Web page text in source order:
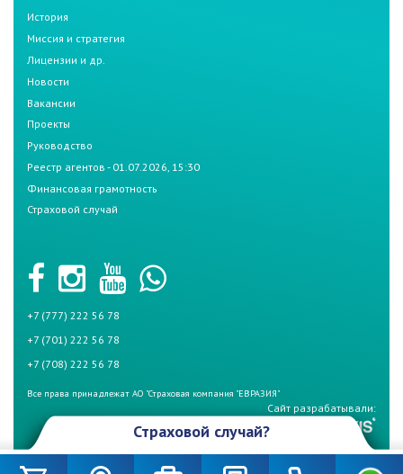
История
Миссия и стратегия
Лицензии и др.
Новости
Вакансии
Проекты
Руководство
Реестр агентов - 01.07.2026, 15:30
Финансовая грамотность
Страховой случай
+7 (777) 222 56 78
+7 (701) 222 56 78
+7 (708) 222 56 78
Все права принадлежат АО "Страховая компания "ЕВРАЗИЯ"
Сайт разрабатывали:
Страховой случай?